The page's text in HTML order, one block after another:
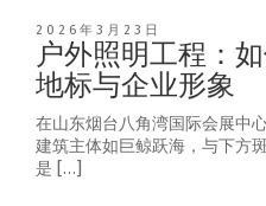
2026年3月23日
户外照明工程：
地标与企业形象
在山东烟台八角湾国际会展中
建筑主体如巨鲸跃海，与下方
是 […]